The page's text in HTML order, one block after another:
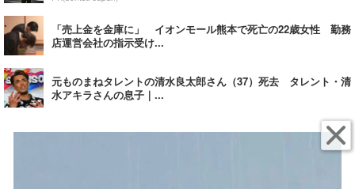
「売上金を金庫に」 イオンモール熊本で死亡の22歳女性 勤務
店運営会社の指示受け...
元ものまねタレントの清水良太郎さん（37）死去 タレント・清
水アキラさんの息子｜...